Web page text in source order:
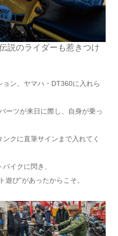
説のライダーも惹きつけ
ン、ヤマハ・DT360に入れら
ーツが来日に際し、自身が乗っ
クに直筆サインまで入れてく
イクに閃き、
遊び”があったからこそ。